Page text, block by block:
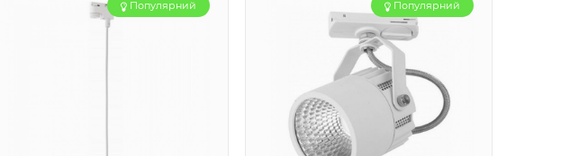
Популярний Популярний